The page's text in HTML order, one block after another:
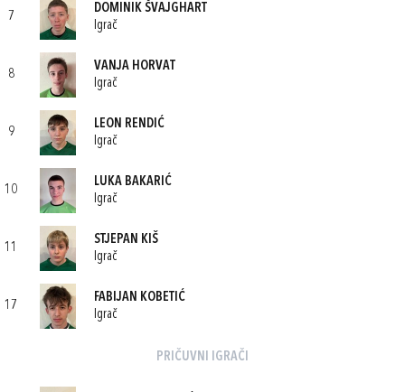
7
DOMINIK ŠVAJGHART
Igrač
8
VANJA HORVAT
Igrač
9
LEON RENDIĆ
Igrač
10
LUKA BAKARIĆ
Igrač
11
STJEPAN KIŠ
Igrač
17
FABIJAN KOBETIĆ
Igrač
PRIČUVNI IGRAČI